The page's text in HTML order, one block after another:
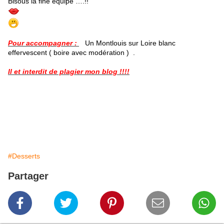
Pour accompagner :
Un Montlouis sur Loire blanc
effervescent ( boire avec modération ) .
Il et interdit de plagier mon blog !!!!
#Desserts
Partager